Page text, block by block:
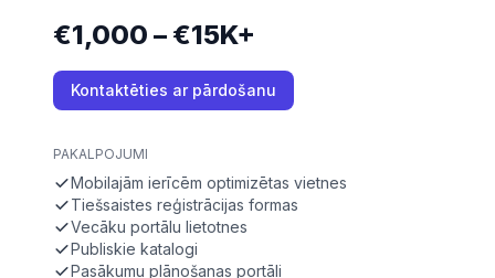
€1,000 – €15K+
Kontaktēties ar pārdošanu
PAKALPOJUMI
Mobilajām ierīcēm optimizētas vietnes
Tiešsaistes reģistrācijas formas
Vecāku portālu lietotnes
Publiskie katalogi
Pasākumu plānošanas portāli